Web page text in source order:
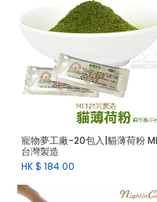
寵物夢工廠-20包入|貓薄荷粉
台灣製造
HK $ 184.00